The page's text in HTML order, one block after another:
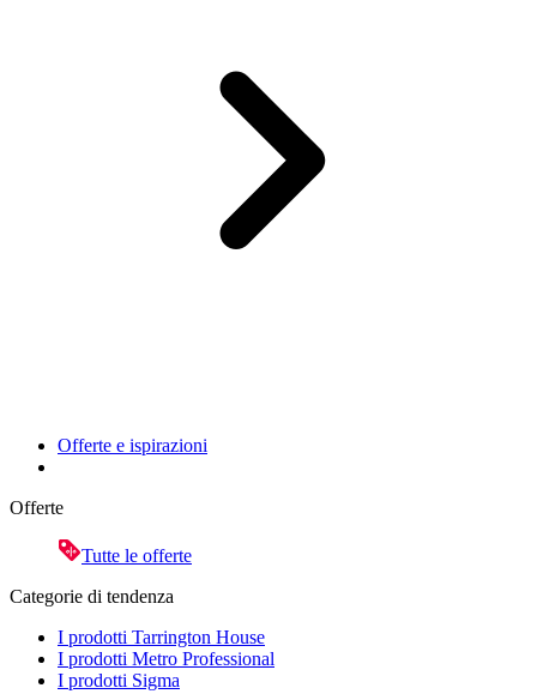
Offerte e ispirazioni
Offerte
Tutte le offerte
Categorie di tendenza
I prodotti Tarrington House
I prodotti Metro Professional
I prodotti Sigma